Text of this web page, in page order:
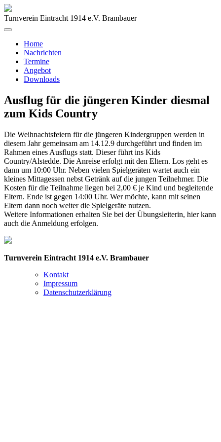
Turnverein Eintracht 1914 e.V. Brambauer
Home
Nachrichten
Termine
Angebot
Downloads
Ausflug für die jüngeren Kinder diesmal
zum Kids Country
Die Weihnachtsfeiern für die jüngeren Kindergruppen werden in
diesem Jahr gemeinsam am 14.12.9 durchgeführt und finden im
Rahmen eines Ausflugs statt. Dieser führt ins Kids
Country/Alstedde. Die Anreise erfolgt mit den Eltern. Los geht es
dann um 10:00 Uhr. Neben vielen Spielgeräten wartet auch ein
kleines Mittagessen nebst Getränk auf die jungen Teilnehmer. Die
Kosten für die Teilnahme liegen bei 2,00 € je Kind und begleitende
Eltern. Ende ist gegen 14:00 Uhr. Wer möchte, kann mit seinen
Eltern dann noch weiter die Spielgeräte nutzen.
Weitere Informationen erhalten Sie bei der Übungsleiterin, hier kann
auch die Anmeldung erfolgen.
Turnverein Eintracht 1914 e.V. Brambauer
Kontakt
Impressum
Datenschutzerklärung